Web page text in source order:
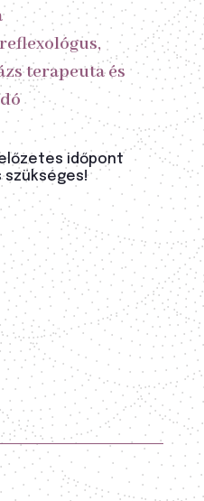
terapeuta és
időpont